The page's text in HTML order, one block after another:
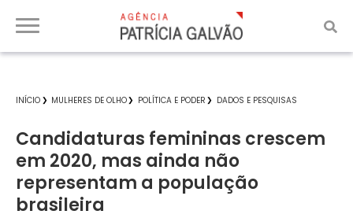
INÍCIO MULHERES DE OLHO POLÍTICA E PODER DADOS E PESQUISAS
Candidaturas femininas crescem
em 2020, mas ainda não
representam a população
brasileira